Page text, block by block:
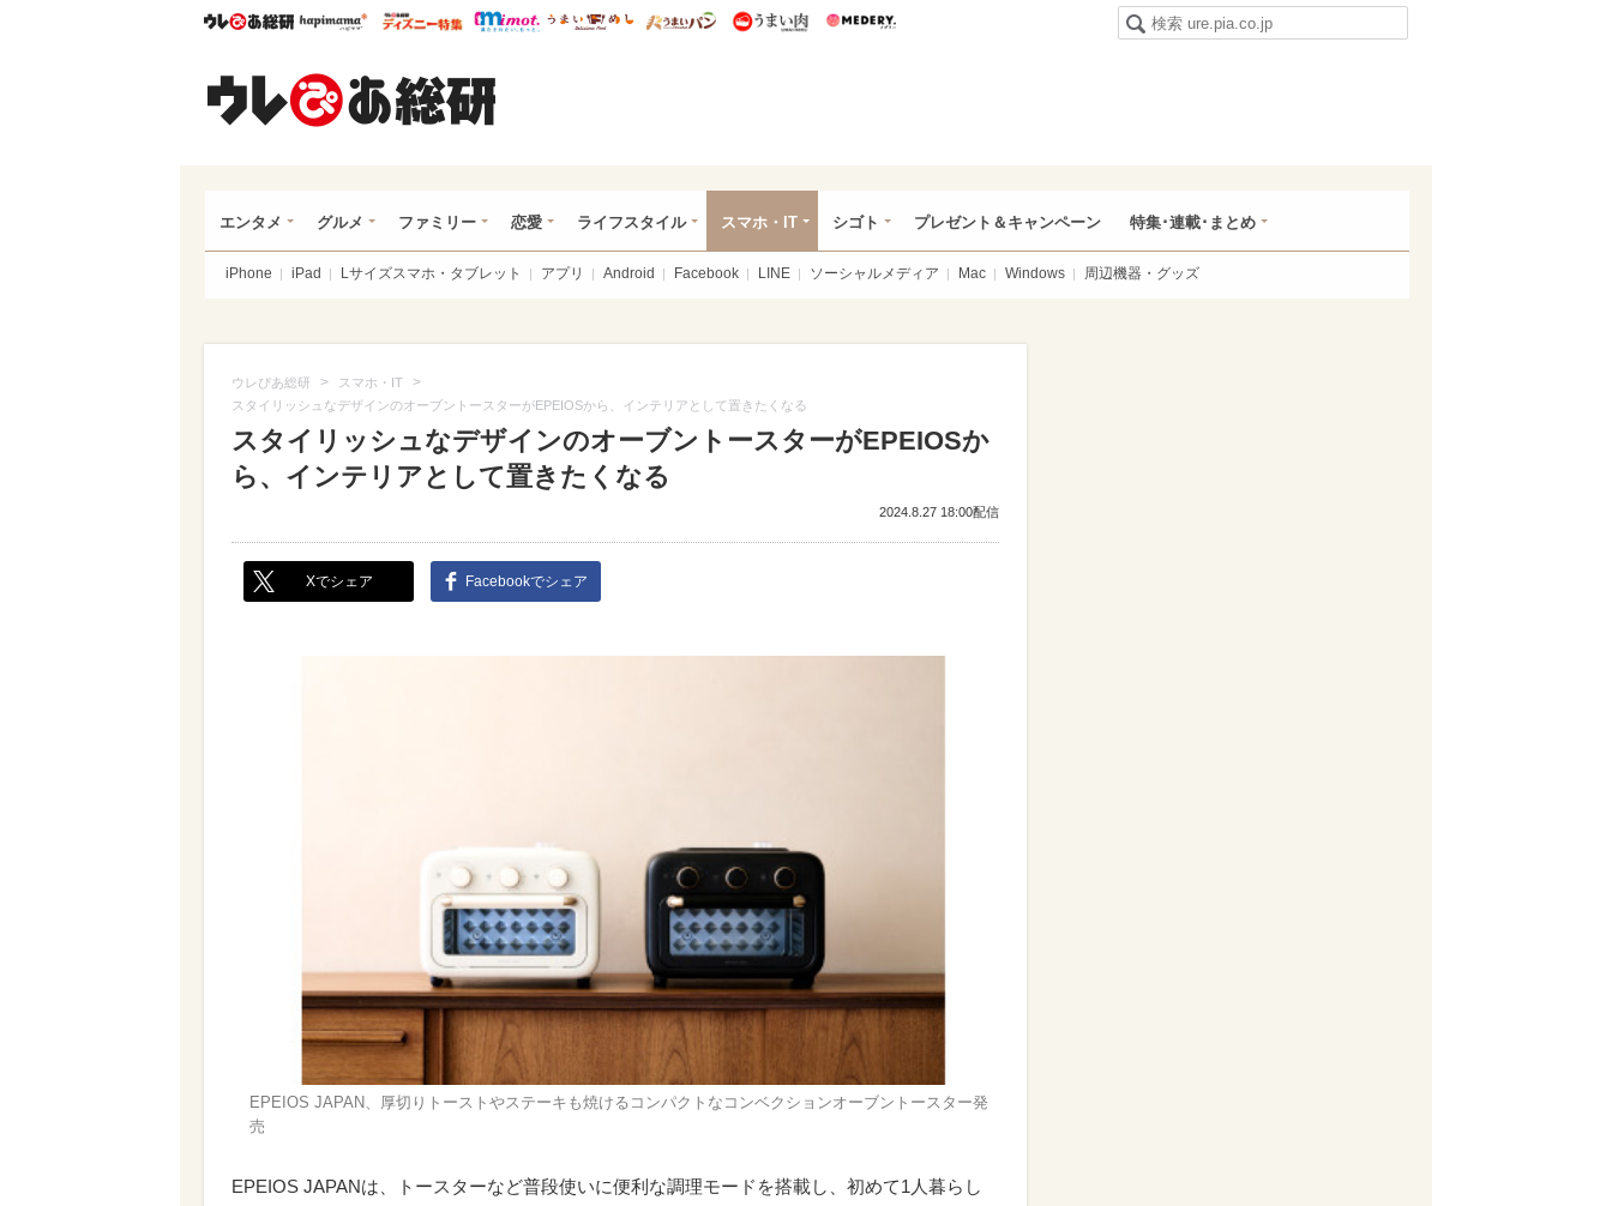
ウレぴあ総研ハピママ* ウレぴあ総研 ディズニー特集
mimot. うまいめし うまいパン うまい肉
エンタメ グルメ ファミリー 恋愛 ライフスタイル スマホ・IT シゴト プレゼント＆キャンペーン 特集･連載･まとめ
iPhone iPad Lサイズスマホ・タブレット アプリ Android Facebook LINE ソーシャルメディア Mac Windows 周辺機器・グッズ
ウレぴあ総研 > スマホ・IT >
スタイリッシュなデザインのオーブントースターがEPEIOSから、インテリアとして置きたくなる
スタイリッシュなデザインのオーブントースターがEPEIOSか
ら、インテリアとして置きたくなる
2024.8.27 18:00配信
Xでシェア Facebookでシェア
EPEIOS JAPAN、厚切りトーストやステーキも焼けるコンパクトなコンベクションオーブントースター発
売
EPEIOS JAPANは、トースターなど普段使いに便利な調理モードを搭載し、初めて1人暮らし